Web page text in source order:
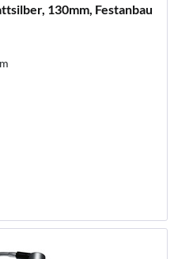
130mm, Festanbau